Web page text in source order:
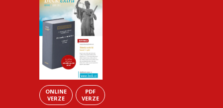
ONLINE
VERZE
PDF
VERZE